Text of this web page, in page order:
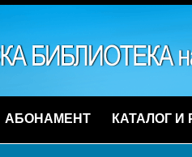
АБОНАМЕНТ КАТАЛОГ И